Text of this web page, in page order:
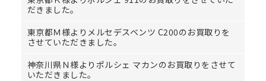
だきました。
東京都Ｍ様よりメルセデスベンツ C200のお買取りを
させていただきました。
神奈川県Ｎ様よりポルシェ マカンのお買取りをさせて
いただきました。